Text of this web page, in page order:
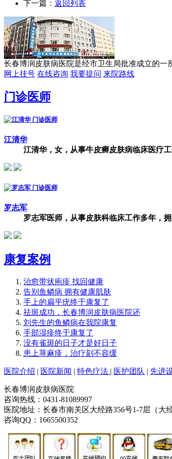
下一篇： 返回列表
长春博润皮肤病医院是经市卫生局批准成立的
网上挂号 在线咨询 我要提问 来院路线
门诊医师
江清华
江清华，女，从事牛皮癣皮肤病临床医疗
罗志军
罗志军医师，从事皮肤科临床工作多年，
康复案例
治愈带状疱疹 找回健康
告别鱼鳞病 拥有健康肌肤
手上的扁平疣终于康复了
祛斑成功，长春博润皮肤病医院还
刘先生的鱼鳞病在我院康复
手部湿疹终于康复了
没有雀斑的日子才是好日子
患上荨麻疹，治疗刻不容缓
医院介绍 | 医院新闻 | 特色疗法 | 医护团队 | 先进
长春博润皮肤病医院
咨询热线：0431-81089997
医院地址：长春市南关区大经路356号1-7层（大
咨询QQ：1665500352